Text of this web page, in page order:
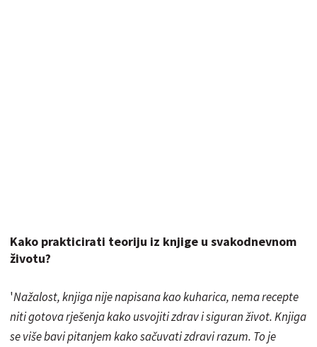
Kako prakticirati teoriju iz knjige u svakodnevnom
životu?
'Nažalost, knjiga nije napisana kao kuharica, nema recepte
niti gotova rješenja kako usvojiti zdrav i siguran život. Knjiga
se više bavi pitanjem kako sačuvati zdravi razum. To je